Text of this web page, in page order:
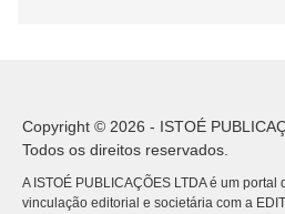
Copyright © 2026 - ISTOÉ
Todos os direitos reservados.
A ISTOÉ PUBLICAÇÕES LTDA é um
vinculação editorial e societária com a